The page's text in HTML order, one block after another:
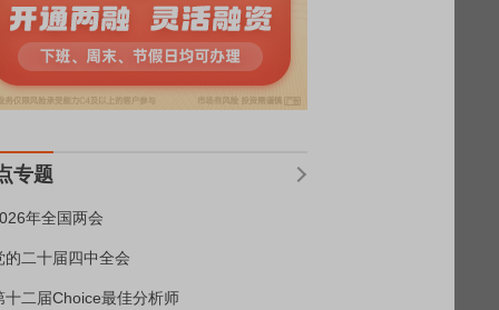
专题
年全国两会
的二十届四中全会
十二届Choice最佳分析师